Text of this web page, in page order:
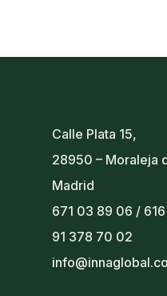
Calle Plata 15,
28950 – Moraleja
Madrid
671 03 89 06 /
91 378 70 02